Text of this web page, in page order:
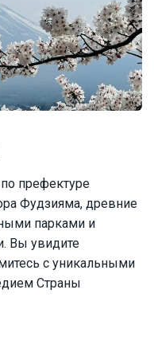
префектуре
Фудзияма, древние
парками и
Вы увидите
с уникальными
Страны